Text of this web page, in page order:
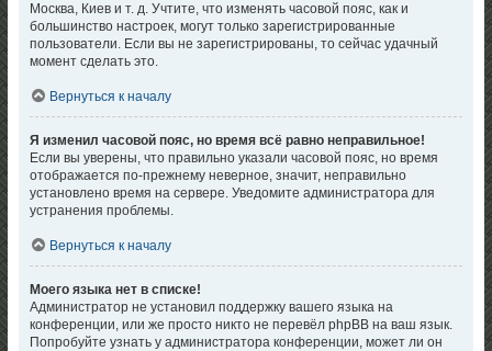
Москва, Киев и т. д. Учтите, что изменять часовой пояс, как и
большинство настроек, могут только зарегистрированные
пользователи. Если вы не зарегистрированы, то сейчас удачный
момент сделать это.
Вернуться к началу
Я изменил часовой пояс, но время всё равно неправильное!
Если вы уверены, что правильно указали часовой пояс, но время
отображается по-прежнему неверное, значит, неправильно
установлено время на сервере. Уведомите администратора для
устранения проблемы.
Вернуться к началу
Моего языка нет в списке!
Администратор не установил поддержку вашего языка на
конференции, или же просто никто не перевёл phpBB на ваш язык.
Попробуйте узнать у администратора конференции, может ли он